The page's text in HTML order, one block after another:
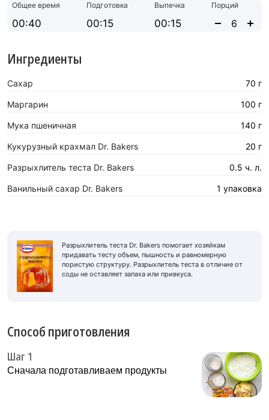
Общее время
00:40
Подготовка
00:15
Выпечка
00:15
Порций
Ингредиенты
Сахар 70 г
Маргарин 100 г
Мука пшеничная 140 г
Кукурузный крахмал Dr. Bakers 20 г
Разрыхлитель теста Dr. Bakers 0.5 ч. л.
Ванильный сахар Dr. Bakers 1 упаковка
Разрыхлитель теста Dr. Bakers помогает хозяйкам
придавать тесту объем, пышность и равномерную
пористую структуру. Разрыхлитель теста в отличие от
соды не оставляет запаха или привкуса.
Способ приготовления
Шаг 1
Сначала подготавливаем продукты